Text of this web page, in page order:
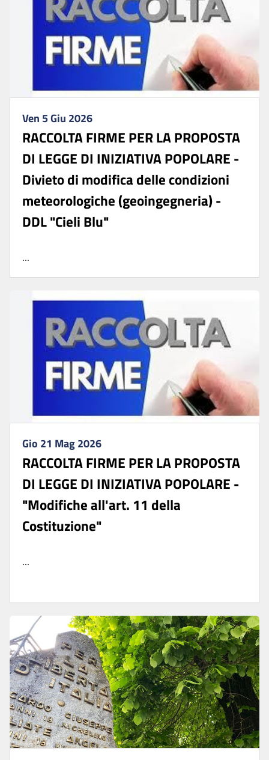
Ven 5 Giu 2026
RACCOLTA FIRME PER LA PROPOSTA
DI LEGGE DI INIZIATIVA POPOLARE -
Divieto di modifica delle condizioni
meteorologiche (geoingegneria) -
DDL "Cieli Blu"
...
Gio 21 Mag 2026
RACCOLTA FIRME PER LA PROPOSTA
DI LEGGE DI INIZIATIVA POPOLARE -
"Modifiche all'art. 11 della
Costituzione"
...